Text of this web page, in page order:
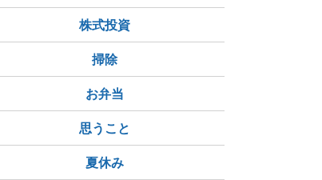
株式投資
掃除
お弁当
思うこと
夏休み